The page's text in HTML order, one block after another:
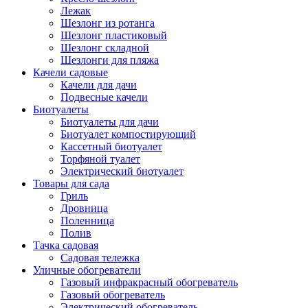
Лежак
Шезлонг из ротанга
Шезлонг пластиковый
Шезлонг складной
Шезлонги для пляжа
Качели садовые
Качели для дачи
Подвесные качели
Биотуалеты
Биотуалеты для дачи
Биотуалет компостирующий
Кассетный биотуалет
Торфяной туалет
Электрический биотуалет
Товары для сада
Гриль
Дровница
Поленница
Полив
Тачка садовая
Садовая тележка
Уличные обогреватели
Газовый инфракрасный обогреватель
Газовый обогреватель